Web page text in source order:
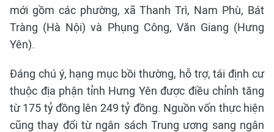
mới gồm các phường, xã Thanh Trì, Nam Phù, Bát
Tràng (Hà Nội) và Phụng Công, Văn Giang (Hưng
Yên).
Đáng chú ý, hạng mục bồi thường, hỗ trợ, tái định cư
thuộc địa phận tỉnh Hưng Yên được điều chỉnh tăng
từ 175 tỷ đồng lên 249 tỷ đồng. Nguồn vốn thực hiện
cũng thay đổi từ ngân sách Trung ương sang ngân